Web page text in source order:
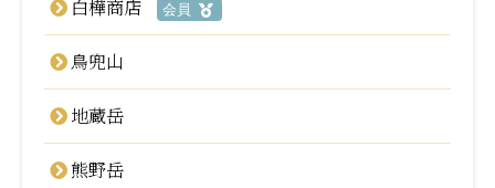
白樺商店 会員
鳥兜山
地蔵岳
熊野岳